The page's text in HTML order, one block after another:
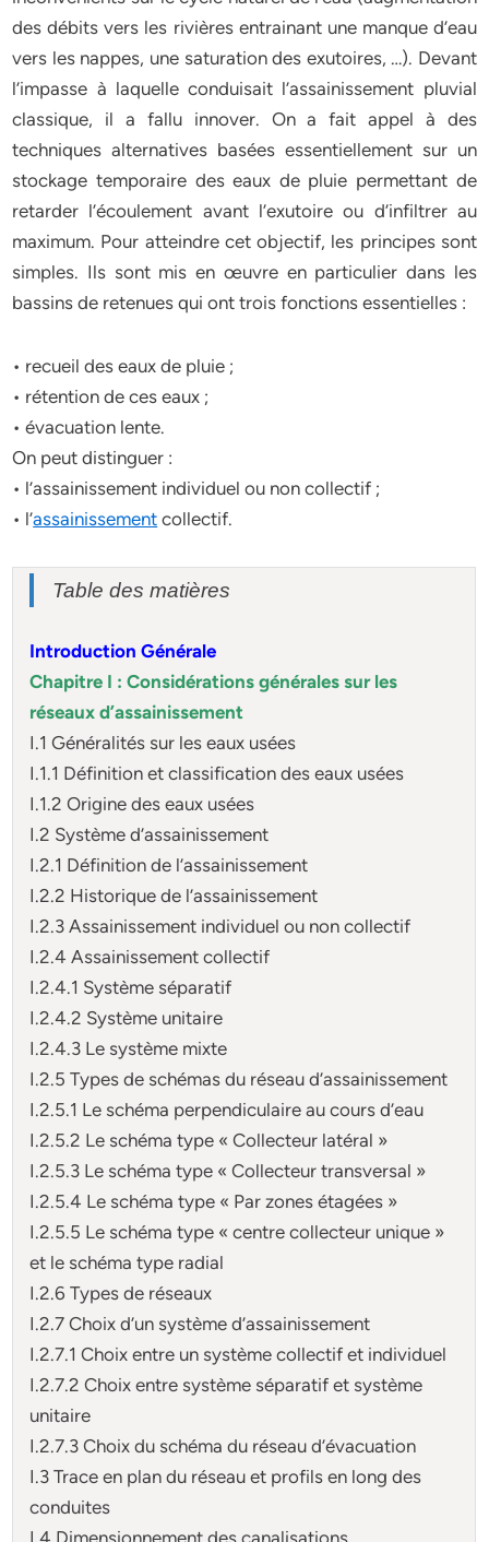
des débits vers les rivières entrainant une manque d’eau
vers les nappes, une saturation des exutoires, …). Devant
l’impasse à laquelle conduisait l’assainissement pluvial
classique, il a fallu innover. On a fait appel à des
techniques alternatives basées essentiellement sur un
stockage temporaire des eaux de pluie permettant de
retarder l’écoulement avant l’exutoire ou d’infiltrer au
maximum. Pour atteindre cet objectif, les principes sont
simples. Ils sont mis en œuvre en particulier dans les
bassins de retenues qui ont trois fonctions essentielles :
• recueil des eaux de pluie ;
• rétention de ces eaux ;
• évacuation lente.
On peut distinguer :
• l’assainissement individuel ou non collectif ;
• l’assainissement collectif.
Table des matières
Introduction Générale
Chapitre I : Considérations générales sur les
réseaux d’assainissement
I.1 Généralités sur les eaux usées
I.1.1 Définition et classification des eaux usées
I.1.2 Origine des eaux usées
I.2 Système d’assainissement
I.2.1 Définition de l’assainissement
I.2.2 Historique de l’assainissement
I.2.3 Assainissement individuel ou non collectif
I.2.4 Assainissement collectif
I.2.4.1 Système séparatif
I.2.4.2 Système unitaire
I.2.4.3 Le système mixte
I.2.5 Types de schémas du réseau d’assainissement
I.2.5.1 Le schéma perpendiculaire au cours d’eau
I.2.5.2 Le schéma type « Collecteur latéral »
I.2.5.3 Le schéma type « Collecteur transversal »
I.2.5.4 Le schéma type « Par zones étagées »
I.2.5.5 Le schéma type « centre collecteur unique »
et le schéma type radial
I.2.6 Types de réseaux
I.2.7 Choix d’un système d’assainissement
I.2.7.1 Choix entre un système collectif et individuel
I.2.7.2 Choix entre système séparatif et système
unitaire
I.2.7.3 Choix du schéma du réseau d’évacuation
I.3 Trace en plan du réseau et profils en long des
conduites
I.4 Dimensionnement des canalisations